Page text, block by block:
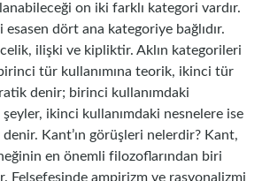
on iki farklı kategori vardır.
dört ana kategoriye bağlıdır.
ilişki ve kipliktir. Aklın kategorileri
tür kullanımına teorik, ikinci tür
denir; birinci kullanımdaki
ikinci kullanımdaki nesnelere ise
Kant’ın görüşleri nelerdir? Kant,
en önemli filozoflarından biri
Felsefesinde ampirizm ve rasyonalizmi